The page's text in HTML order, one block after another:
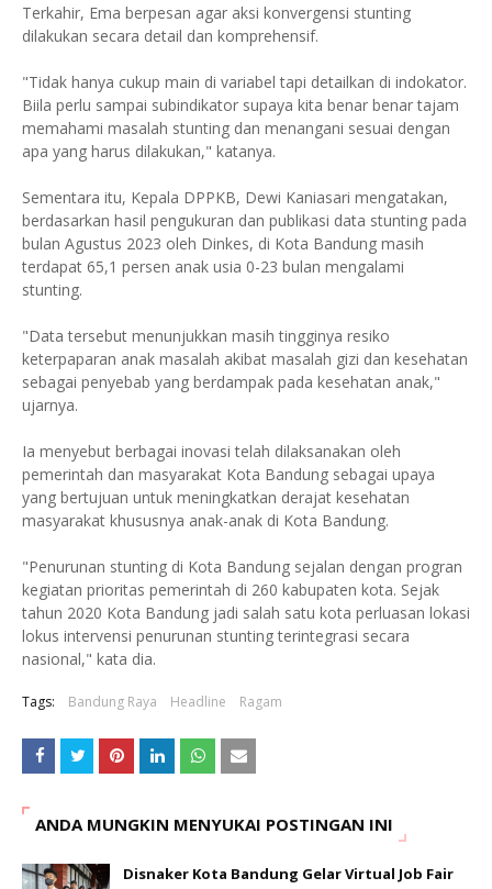
Terkahir, Ema berpesan agar aksi konvergensi stunting
dilakukan secara detail dan komprehensif.
"Tidak hanya cukup main di variabel tapi detailkan di indokator.
Biila perlu sampai subindikator supaya kita benar benar tajam
memahami masalah stunting dan menangani sesuai dengan
apa yang harus dilakukan," katanya.
Sementara itu, Kepala DPPKB, Dewi Kaniasari mengatakan,
berdasarkan hasil pengukuran dan publikasi data stunting pada
bulan Agustus 2023 oleh Dinkes, di Kota Bandung masih
terdapat 65,1 persen anak usia 0-23 bulan mengalami
stunting.
"Data tersebut menunjukkan masih tingginya resiko
keterpaparan anak masalah akibat masalah gizi dan kesehatan
sebagai penyebab yang berdampak pada kesehatan anak,"
ujarnya.
Ia menyebut berbagai inovasi telah dilaksanakan oleh
pemerintah dan masyarakat Kota Bandung sebagai upaya
yang bertujuan untuk meningkatkan derajat kesehatan
masyarakat khususnya anak-anak di Kota Bandung.
"Penurunan stunting di Kota Bandung sejalan dengan progran
kegiatan prioritas pemerintah di 260 kabupaten kota. Sejak
tahun 2020 Kota Bandung jadi salah satu kota perluasan lokasi
lokus intervensi penurunan stunting terintegrasi secara
nasional," kata dia.
Tags: Bandung Raya Headline Ragam
ANDA MUNGKIN MENYUKAI POSTINGAN INI
Disnaker Kota Bandung Gelar Virtual Job Fair